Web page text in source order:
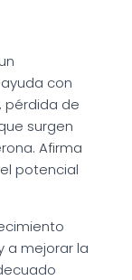
con
pérdida de
surgen
Afirma
potencial
a mejorar la